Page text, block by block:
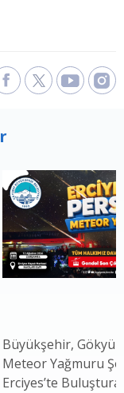
Büyükşehir,
Meteor Yağmuru
Erciyes’te